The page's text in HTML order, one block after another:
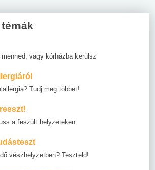
vagy kórházba kerülsz
Tudj meg többet!
a feszült helyzeteken.
vészhelyzetben? Teszteld!